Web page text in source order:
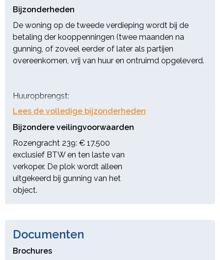
Bijzonderheden
De woning op de tweede verdieping wordt bij de
betaling der kooppenningen (twee maanden na
gunning, of zoveel eerder of later als partijen
overeenkomen, vrij van huur en ontruimd opgeleverd.
Huuropbrengst:
Omschrijving jaarhuur
Rozengracht 239-1 € 16.083,60
Rozengracht 239-2 € 0,00
Rozengracht 239-3 € 17.085,48
Totaal € 68.889,12
Lasten:
Lees de volledige bijzonderheden
Bijzondere veilingvoorwaarden
Rozengracht 239: € 17.500
exclusief BTW en ten laste van
verkoper. De plok wordt alleen
uitgekeerd bij gunning van het
object.
Documenten
Brochures